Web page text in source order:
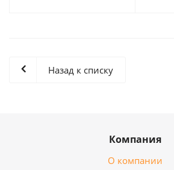
Назад к списку
Компания
О компании